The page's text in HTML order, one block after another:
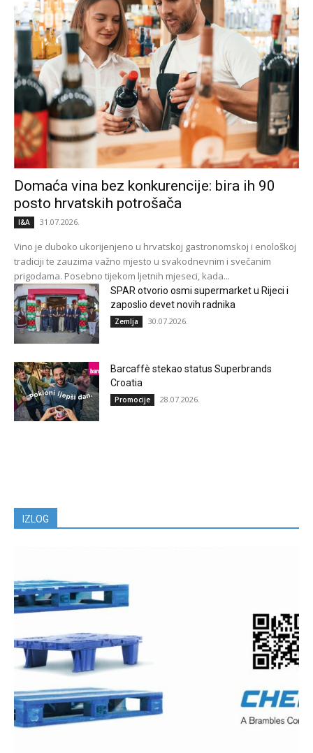
Domaća vina bez konkurencije: bira ih 90
posto hrvatskih potrošača
I&A 31.07.2026.
Vino je duboko ukorijenjeno u hrvatskoj gastronomskoj i enološkoj
tradiciji te zauzima važno mjesto u svakodnevnim i svečanim
prigodama. Posebno tijekom ljetnih mjeseci, kada...
SPAR otvorio osmi supermarket u Rijeci i
zaposlio devet novih radnika
Zemlja 30.07.2026.
Barcaffè stekao status Superbrands
Croatia
Promocije 28.07.2026.
IZLOG